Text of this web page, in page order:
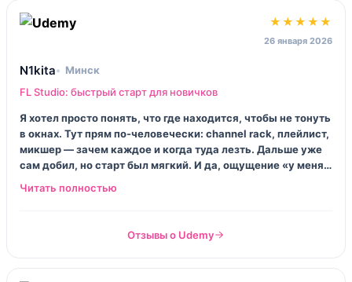
★★★★★
26 января 2026
N1kita
Минск
FL Studio: быстрый старт для новичков
Я хотел просто понять, что где находится, чтобы не тонуть
в окнах. Тут прям по-человечески: channel rack, плейлист,
микшер — зачем каждое и когда туда лезть. Дальше уже
сам добил, но старт был мягкий. И да, ощущение «у меня
Отзывы о Udemy